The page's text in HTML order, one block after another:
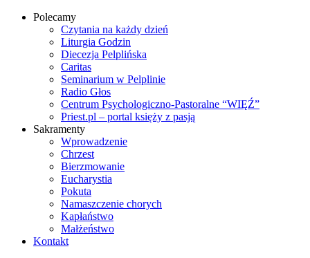
Polecamy
Czytania na każdy dzień
Liturgia Godzin
Diecezja Pelplińska
Caritas
Seminarium w Pelplinie
Radio Głos
Centrum Psychologiczno-Pastoralne “WIĘŹ”
Priest.pl – portal księży z pasją
Sakramenty
Wprowadzenie
Chrzest
Bierzmowanie
Eucharystia
Pokuta
Namaszczenie chorych
Kapłaństwo
Małżeństwo
Kontakt